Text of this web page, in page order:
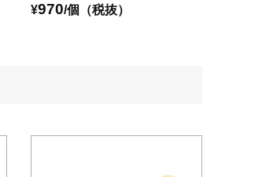
¥970/個（税抜）